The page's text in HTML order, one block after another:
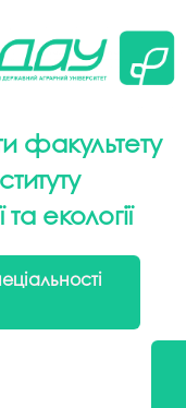
факультету
екології